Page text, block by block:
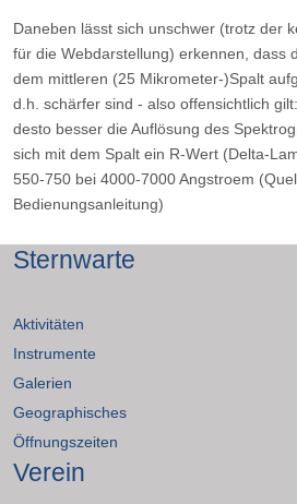
Daneben lässt sich unschwer (trotz der
für die Webdarstellung) erkennen, dass
dem mittleren (25 Mikrometer-)Spalt
d.h. schärfer sind - also offensichtlich
desto besser die Auflösung des
sich mit dem Spalt ein R-Wert (Delta-
550-750 bei 4000-7000 Angstroem
Bedienungsanleitung)
Sternwarte
Aktivitäten
Instrumente
Galerien
Geographisches
Öffnungszeiten
Verein